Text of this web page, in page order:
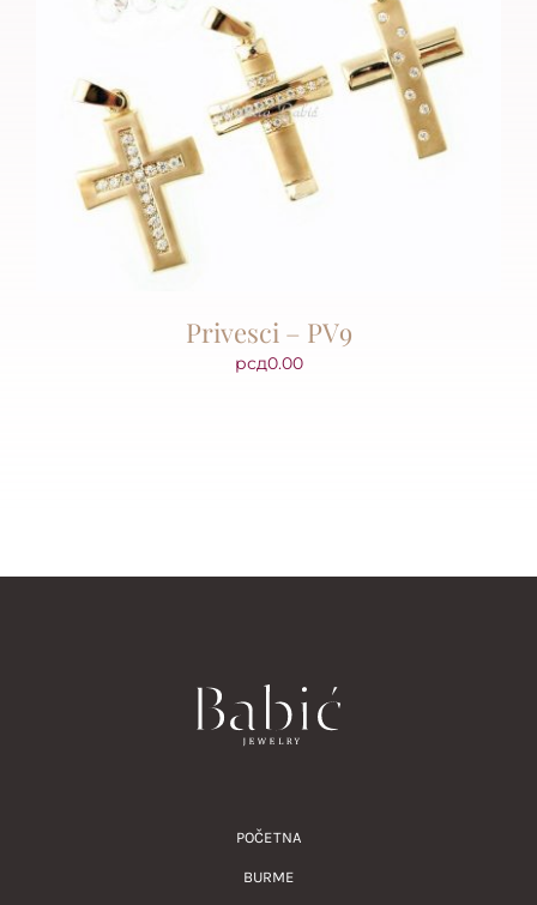
Privesci – PV9
рсд0.00
POČETNA
BURME